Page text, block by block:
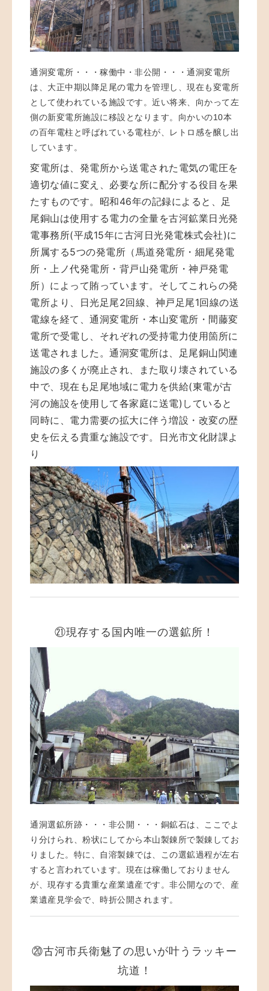
通洞変電所・・・稼働中・非公開・・・通洞変電所
は、大正中期以降足尾の電力を管理し、現在も変電所
として使われている施設です。近い将来、向かって左
側の新変電所施設に移設となります。向かいの10本
の百年電柱と呼ばれている電柱が、レトロ感を醸し出
しています。
変電所は、発電所から送電された電気の電圧を
適切な値に変え、必要な所に配分する役目を果
たすものです。昭和46年の記録によると、足
尾銅山は使用する電力の全量を古河鉱業日光発
電事務所(平成15年に古河日光発電株式会社)に
所属する5つの発電所（馬道発電所・細尾発電
所・上ノ代発電所・背戸山発電所・神戸発電
所）によって賄っています。そしてこれらの発
電所より、日光足尾2回線、神戸足尾1回線の送
電線を経て、通洞変電所・本山変電所・間藤変
電所で受電し、それぞれの受持電力使用箇所に
送電されました。通洞変電所は、足尾銅山関連
施設の多くが廃止され、また取り壊されている
中で、現在も足尾地域に電力を供給(東電が古
河の施設を使用して各家庭に送電)していると
同時に、電力需要の拡大に伴う増設・改変の歴
史を伝える貴重な施設です。日光市文化財課よ
り
㉑現存する国内唯一の選鉱所！
通洞選鉱所跡・・・非公開・・・銅鉱石は、ここでよ
り分けられ、粉状にしてから本山製錬所で製錬してお
りました。特に、自溶製錬では、この選鉱過程が左右
すると言われています。現在は稼働しておりません
が、現存する貴重な産業遺産です。非公開なので、産
業遺産見学会で、時折公開されます。
⑳古河市兵衛魅了の思いが叶うラッキー
坑道！